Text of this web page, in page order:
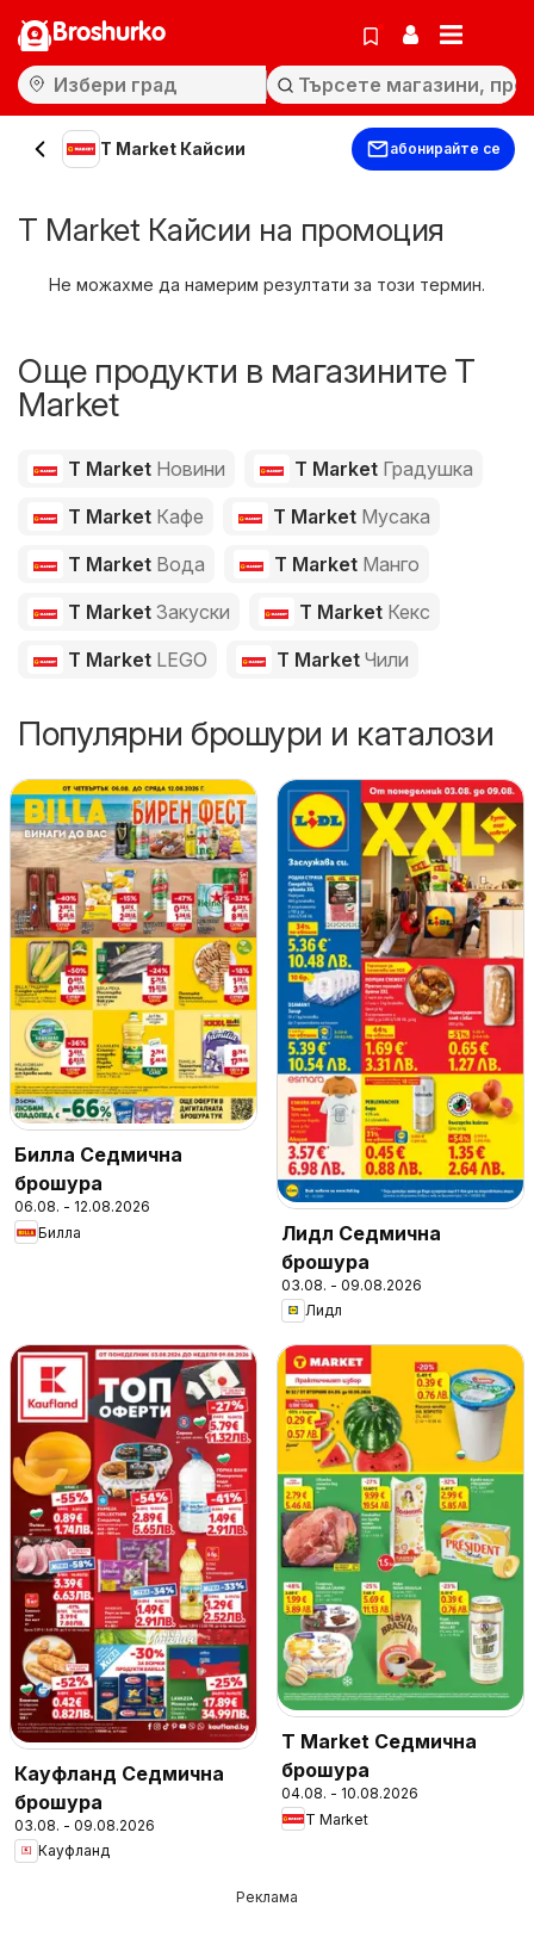
Broshurko
T Market Кайсии абонирайте се
T Market Кайсии на промоция
Не можахме да намерим резултати за този термин.
Още продукти в магазините T
Market
T Market Новини T Market Градушка
T Market Кафе T Market Мусака
T Market Вода T Market Манго
T Market Закуски T Market Кекс
T Market LEGO T Market Чили
Популярни брошури и каталози
Билла Седмична
брошура
06.08. - 12.08.2026
Билла
Лидл Седмична
брошура
03.08. - 09.08.2026
Лидл
Кауфланд Седмична
брошура
03.08. - 09.08.2026
Кауфланд
T Market Седмична
брошура
04.08. - 10.08.2026
T Market
Реклама